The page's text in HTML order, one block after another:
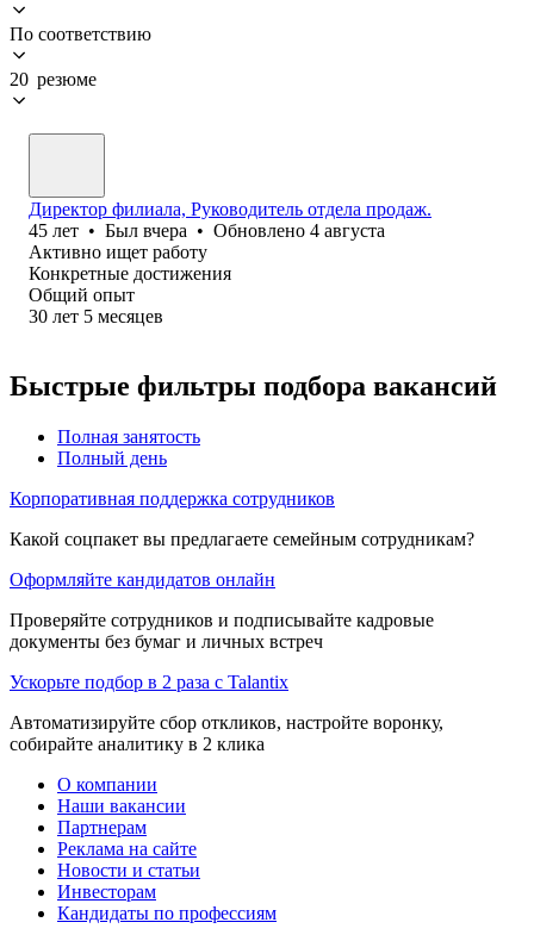
По соответствию
20 резюме
Директор филиала, Руководитель отдела продаж.
45 лет • Был вчера • Обновлено 4 августа
Активно ищет работу
Конкретные достижения
Общий опыт
30 лет 5 месяцев
Быстрые фильтры подбора вакансий
Полная занятость
Полный день
Корпоративная поддержка сотрудников
Какой соцпакет вы предлагаете семейным сотрудникам?
Оформляйте кандидатов онлайн
Проверяйте сотрудников и подписывайте кадровые
документы без бумаг и личных встреч
Ускорьте подбор в 2 раза с Talantix
Автоматизируйте сбор откликов, настройте воронку,
собирайте аналитику в 2 клика
О компании
Наши вакансии
Партнерам
Реклама на сайте
Новости и статьи
Инвесторам
Кандидаты по профессиям